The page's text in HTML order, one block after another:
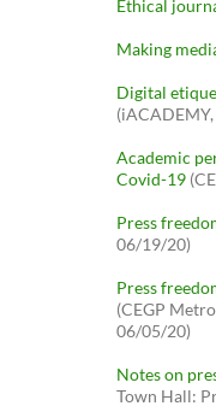
Ethical
Making
Digital
Academic
Covid-19
Press
06/19/20)
Press
(CEGP
06/05/20)
Notes on
Town Hall: